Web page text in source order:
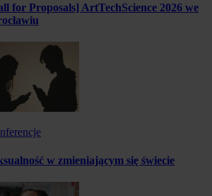
for Proposals] ArtTechScience 2026 we
w zmieniającym się świecie